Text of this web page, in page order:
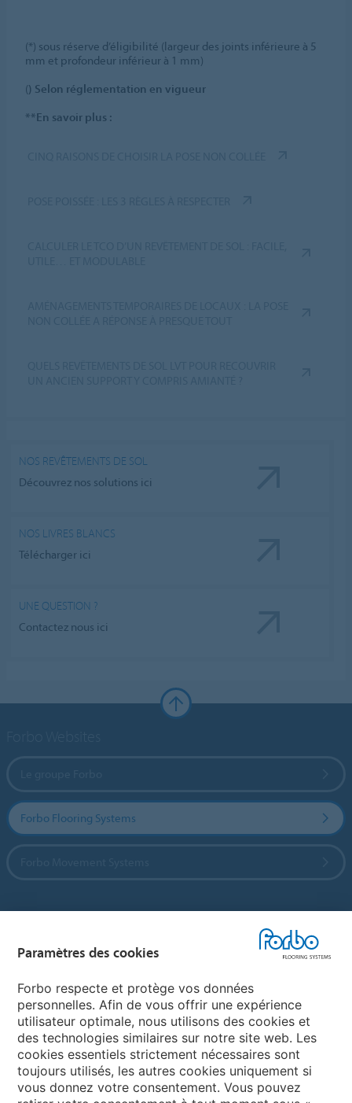
(*) sous réserve d’éligibilité (largeur des joints inférieure à 5
mm et profondeur inférieur à 1 mm)
() Selon réglementation en vigueur
**En savoir plus :
NOS REVÊTEMENTS DE SOL
Découvrez nos solutions ici
NOS LIVRES BLANCS
Télécharger ici
UNE QUESTION ?
Contactez nous ici
Forbo Flooring Systems
My Forbo
LEXIQUE
PLAN DU SITE
Paramètres des cookies
Forbo respecte et protège vos données
personnelles. Afin de vous offrir une expérience
utilisateur optimale, nous utilisons des cookies et
des technologies similaires sur notre site web. Les
cookies essentiels strictement nécessaires sont
toujours utilisés, les autres cookies uniquement si
vous donnez votre consentement. Vous pouvez